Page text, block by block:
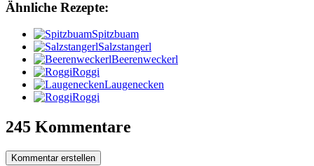
Ähnliche Rezepte:
Spitzbuam
Salzstangerl
Beerenweckerl
Roggi
Laugenecken
Roggi
245 Kommentare
Kommentar erstellen